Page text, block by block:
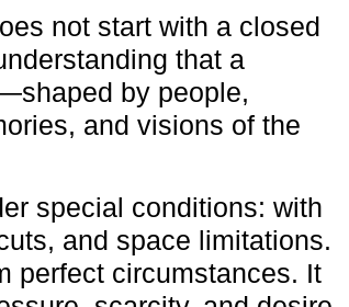
not start with a closed
that a
by people,
and visions of the
special conditions: with
and space limitations.
perfect circumstances. It